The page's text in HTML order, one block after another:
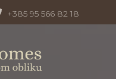
+385 95 566 82 18